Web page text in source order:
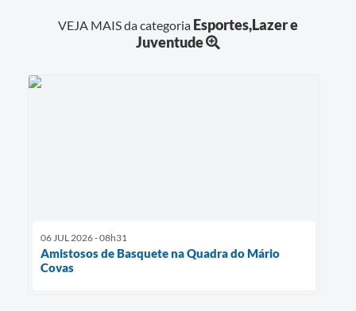
VEJA MAIS da categoria Esportes,Lazer e
Juventude
06 JUL 2026 - 08h31
Amistosos de Basquete na Quadra do Mário
Covas